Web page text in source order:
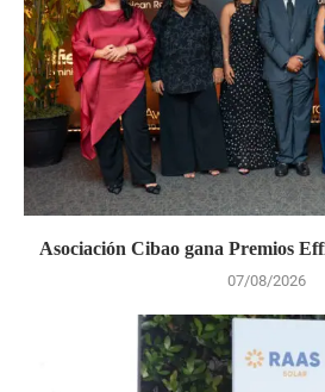
Asociación Cibao gana Premios
07/08/2026